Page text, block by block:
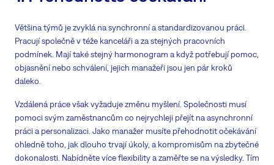
Většina týmů je zvyklá na synchronní a standardizovanou práci.
Pracují společně v téže kanceláři a za stejných pracovních
podmínek. Mají také stejný harmonogram a když potřebují pomoc,
objasnění nebo schválení, jejich manažeři jsou jen pár kroků
daleko.
Vzdálená práce však vyžaduje změnu myšlení. Společnosti musí
pomoci svým zaměstnancům co nejrychleji přejít na asynchronní
práci a personalizaci. Jako manažer musíte přehodnotit očekávání
ohledně toho, jak dlouho trvají úkoly, a kompromisům na zbytečné
dokonalosti. Nabídněte více flexibility a zaměřte se na výsledky. Tím